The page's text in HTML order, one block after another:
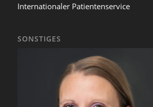
Internationaler Patientenservice
SONSTIGES